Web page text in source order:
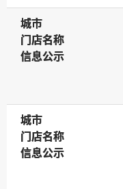
城市
城市
门店名称
门店名称
信息公示
信息公示
城市
城市
门店名称
门店名称
信息公示
信息公示